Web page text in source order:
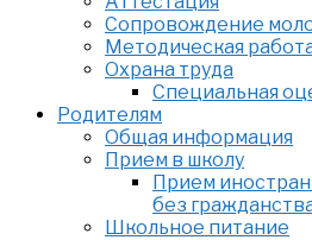
Сопровождение
Методическая
Охрана труда
Специальная
Родителям
Общая информация
Прием в школу
Прием
без
Школьное питание